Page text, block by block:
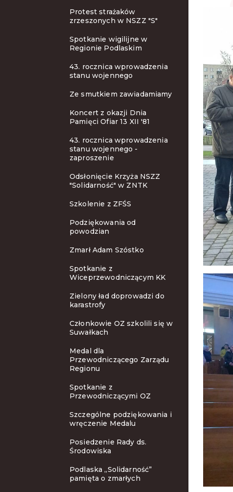
Protest strażaków
zrzeszonych w NSZZ "S"
Spotkanie wigilijne w
Regionie Podlaskim
43. rocznica wprowadzenia
stanu wojennego
Ze smutkiem zawiadamiamy
Koncert z okazji Dnia
Pamięci Ofiar 13 XII '81
43. rocznica wprowadzenia
stanu wojennego -
zaproszenie
Odsłonięcie Krzyża NSZZ
"Solidarność" w ZNTK
Szkolenie z ZFŚS
Podziękowania od
powodzian
Zmarł Adam Szóstko
Spotkanie z
Wiceprzewodniczącym KK
Zielony ład doprowadzi do
karastrofy
Członkowie OZ szkolili się w
Suwałkach
Medal dla
Przewodniczącego Zarządu
Regionu
Spotkanie z
Przewodniczącymi OZ
Szczególne podziękowania i
wręczenie Medalu
Posiedzenie Rady ds.
Środowiska
Podlaska „Solidarność”
pamięta o zmarłych